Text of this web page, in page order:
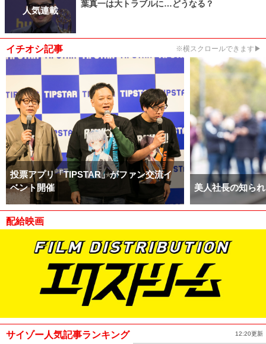
人気連載
葉真一は大トラブルに…どうなる？
イチオシ記事 ※横スクロールできます▶
投票アプリ「TIPSTAR」がファン交流イ
ベント開催
美人社長の知ら
配給映画
サイゾー人気記事ランキング 12:20更新